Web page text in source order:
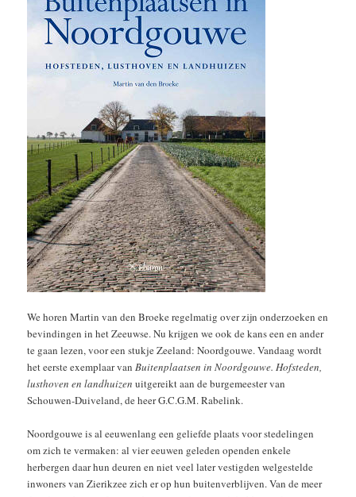
We horen Martin van den Broeke regelmatig over zijn onderzoeken en
bevindingen in het Zeeuwse. Nu krijgen we ook de kans een en ander
te gaan lezen, voor een stukje Zeeland: Noordgouwe. Vandaag wordt
het eerste exemplaar vanBuitenplaatsen in Noordgouwe. Hofsteden,
lusthoven en landhuizen uitgereikt aan de burgemeester van
Schouwen-Duiveland, de heer G.C.G.M. Rabelink.
Noordgouwe is al eeuwenlang een geliefde plaats voor stedelingen
om zich te vermaken: al vier eeuwen geleden openden enkele
herbergen daar hun deuren en niet veel later vestigden welgestelde
inwoners van Zierikzee zich er op hun buitenverblijven. Van de meer